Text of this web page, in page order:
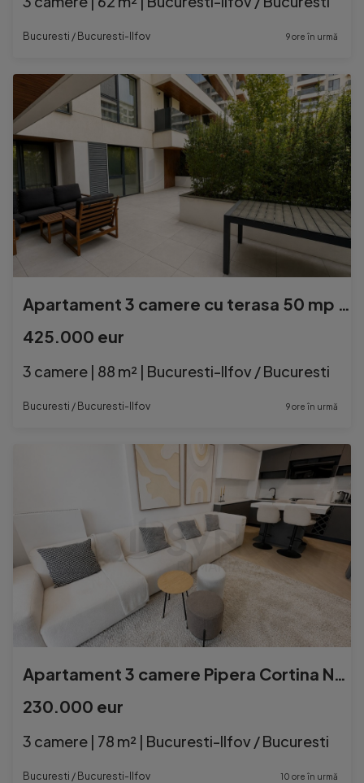
Bucuresti / Bucuresti-Ilfov 9 ore în urmă
Apartament 3 camere cu terasa 50 mp 2 locuri de parcare s...
425.000 eur
3 camere | 88 m² | Bucuresti-Ilfov / Bucuresti
Bucuresti / Bucuresti-Ilfov 9 ore în urmă
Apartament 3 camere Pipera Cortina North loc de parcare s...
230.000 eur
3 camere | 78 m² | Bucuresti-Ilfov / Bucuresti
Bucuresti / Bucuresti-Ilfov 10 ore în urmă